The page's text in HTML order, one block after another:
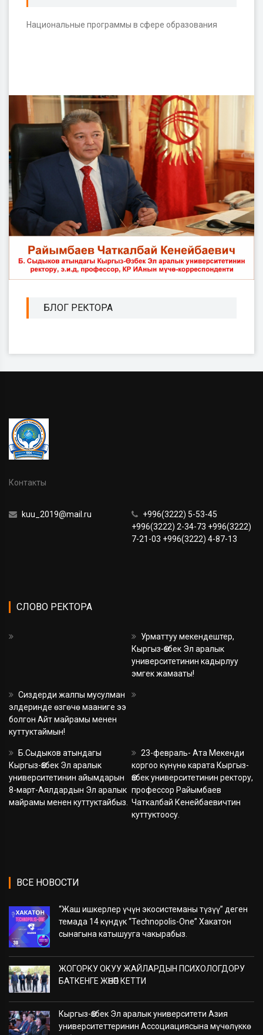
Национальные программы в сфере образования
БЛОГ РЕКТОРА
Контакты
kuu_2019@mail.ru
+996(3222) 5-53-45
+996(3222) 2-34-73 +996(3222)
7-21-03 +996(3222) 4-87-13
СЛОВО РЕКТОРА
Урматтуу мекендештер,
Кыргыз-Өзбек Эл аралык
университетинин кадырлуу
эмгек жамааты!
Сиздерди жалпы мусулман
элдеринде өзгөчө мааниге ээ
болгон Айт майрамы менен
куттуктаймын!
Б.Сыдыков атындагы
Кыргыз-Өзбек Эл аралык
университетинин айымдарын
8-март-Аялдардын Эл аралык
майрамы менен куттуктайбыз.
23-февраль- Ата Мекенди
коргоо күнүнө карата Кыргыз-
Өзбек университетинин ректору,
профессор Райымбаев
Чаткалбай Кенейбаевичтин
куттуктоосу.
ВСЕ НОВОСТИ
“Жаш ишкерлер үчүн экосистеманы түзүү” деген
темада 14 күндүк “Technopolis-One” Хакатон
сынагына катышууга чакырабыз.
ЖОГОРКУ ОКУУ ЖАЙЛАРДЫН ПСИХОЛОГДОРУ
БАТКЕНГЕ ЖӨНӨП КЕТТИ
Кыргыз-Өзбек Эл аралык университети Азия
университеттеринин Ассоциациясына мүчөлүккө